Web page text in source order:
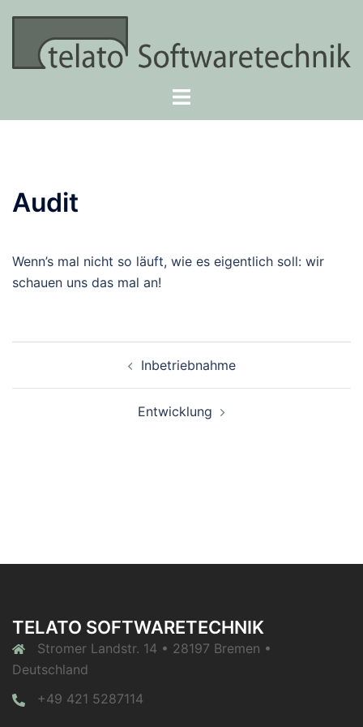
springen
Menü
Audit
Wenn’s mal nicht so läuft, wie es eigentlich soll: wir
schauen uns das mal an!
Inbetriebnahme
Entwicklung
TELATO SOFTWARETECHNIK
Stromer Landstr. 14 • 28197 Bremen •
Deutschland
+49 421 5287114